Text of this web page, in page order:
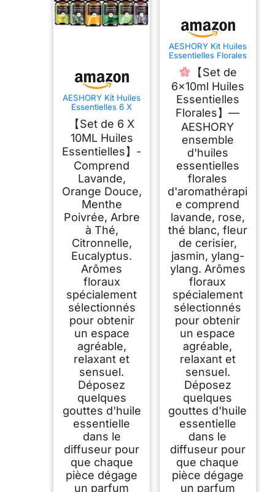
AESHORY Kit Huiles
Essentielles 6 X
Essentielles
Aromathérapie
Naturelle pour
Diffuseurs,
Massage, Yoga -
Lavande, Orange
Douce, Menthe
Poivrée, Arbre à
Thé, Citronnelle,
Eucalyptus
【Set de 6 X
10ML Huiles
Essentielles】-
Comprend
Lavande,
Orange Douce,
Menthe
Poivrée, Arbre
à Thé,
Citronnelle,
Eucalyptus.
Arômes
floraux
spécialement
sélectionnés
pour obtenir
un espace
agréable,
relaxant et
sensuel.
Déposez
quelques
gouttes d'huile
essentielle
dans le
diffuseur pour
que chaque
pièce dégage
un parfum
AESHORY Kit Huiles
Essentielles Florales
Aromathérapie
6x10ML, Huiles
Essentielles Florales
100% Naturelle pour
Diffuseurs, Apaiser -
Fleurs de Cerisier,
Thé Blanc, Jasmin,
Lavande, Rose,
Ylang Ylang
【Set de
6x10ml Huiles
Essentielles
Florales】—
AESHORY
ensemble
d'huiles
essentielles
florales
d'aromathérapi
e comprend
lavande, rose,
thé blanc, fleur
de cerisier,
jasmin, ylang-
ylang. Arômes
floraux
spécialement
sélectionnés
pour obtenir
un espace
agréable,
relaxant et
sensuel.
Déposez
quelques
gouttes d'huile
essentielle
dans le
diffuseur pour
que chaque
pièce dégage
un parfum